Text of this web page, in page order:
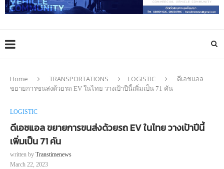
Home TRANSPORTATIONS LOGISTIC
ดีเอชแอล
ขยายการขนส่งด้วยรถ EV ในไทย วางเป้าปีนี้เพิ่มเป็น 71 คัน
LOGISTIC
ดีเอชแอล ขยายการขนส่งด้วยรถ EV ในไทย วางเป้าปีนี้
เพิ่มเป็น 71 คัน
written by Transtimenews
March 22, 2023